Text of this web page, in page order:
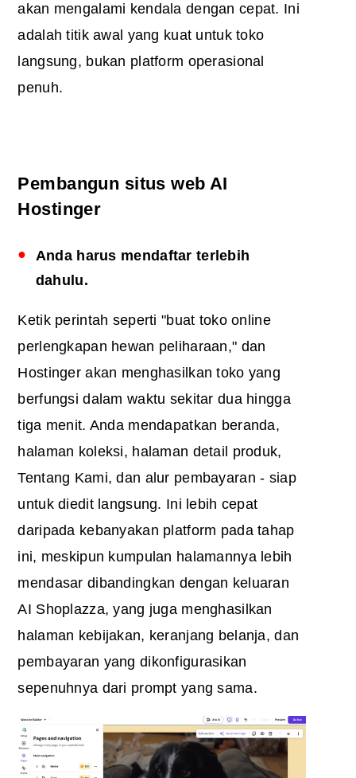
akan mengalami kendala dengan cepat. Ini
adalah titik awal yang kuat untuk toko
langsung, bukan platform operasional
penuh.
Pembangun situs web AI
Hostinger
Anda harus mendaftar terlebih
dahulu.
Ketik perintah seperti "buat toko online
perlengkapan hewan peliharaan," dan
Hostinger akan menghasilkan toko yang
berfungsi dalam waktu sekitar dua hingga
tiga menit. Anda mendapatkan beranda,
halaman koleksi, halaman detail produk,
Tentang Kami, dan alur pembayaran - siap
untuk diedit langsung. Ini lebih cepat
daripada kebanyakan platform pada tahap
ini, meskipun kumpulan halamannya lebih
mendasar dibandingkan dengan keluaran
AI Shoplazza, yang juga menghasilkan
halaman kebijakan, keranjang belanja, dan
pembayaran yang dikonfigurasikan
sepenuhnya dari prompt yang sama.